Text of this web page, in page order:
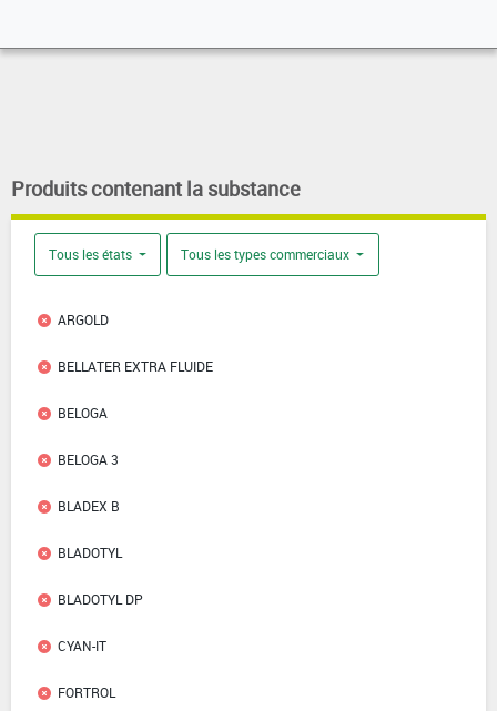
Produits contenant la substance
Tous les états Tous les types commerciaux
ARGOLD
BELLATER EXTRA FLUIDE
BELOGA
BELOGA 3
BLADEX B
BLADOTYL
BLADOTYL DP
CYAN-IT
FORTROL